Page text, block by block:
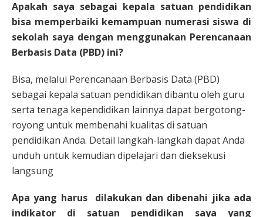
Apakah saya sebagai kepala satuan pendidikan
bisa memperbaiki kemampuan numerasi siswa di
sekolah saya dengan menggunakan Perencanaan
Berbasis Data (PBD) ini?
Bisa, melalui Perencanaan Berbasis Data (PBD)
sebagai kepala satuan pendidikan dibantu oleh guru
serta tenaga kependidikan lainnya dapat bergotong-
royong untuk membenahi kualitas di satuan
pendidikan Anda. Detail langkah-langkah dapat Anda
unduh untuk kemudian dipelajari dan dieksekusi
langsung
Apa yang harus dilakukan dan dibenahi jika ada
indikator di satuan pendidikan saya yang